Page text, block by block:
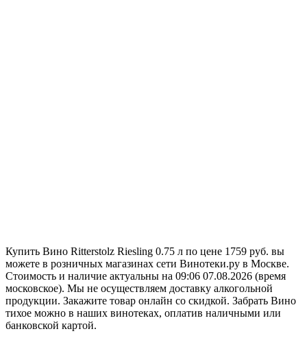
Купить Вино Ritterstolz Riesling 0.75 л по цене 1759 руб. вы
можете в розничных магазинах сети Винотеки.ру в Москве.
Стоимость и наличие актуальны на 09:06 07.08.2026 (время
московское). Мы не осуществляем доставку алкогольной
продукции. Закажите товар онлайн со скидкой. Забрать Вино
тихое можно в наших винотеках, оплатив наличными или
банковской картой.